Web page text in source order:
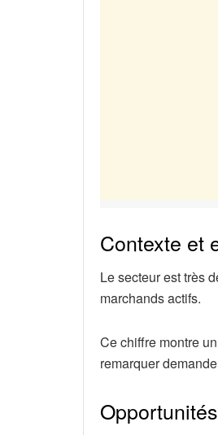
Contexte et
Le secteur est très
marchands actifs.
Ce chiffre montre un
remarquer